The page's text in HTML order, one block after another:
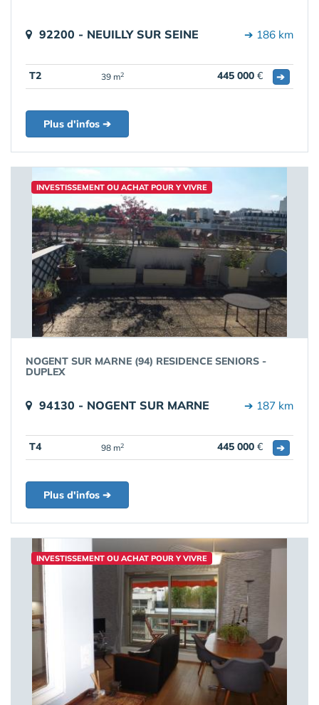
92200 - NEUILLY SUR SEINE ➔ 186 km
T2 39 m2 445 000 € ➔
Plus d'infos ➔
INVESTISSEMENT OU ACHAT POUR Y VIVRE
NOGENT SUR MARNE (94) RESIDENCE SENIORS -
DUPLEX
94130 - NOGENT SUR MARNE ➔ 187 km
T4 98 m2 445 000 € ➔
Plus d'infos ➔
INVESTISSEMENT OU ACHAT POUR Y VIVRE